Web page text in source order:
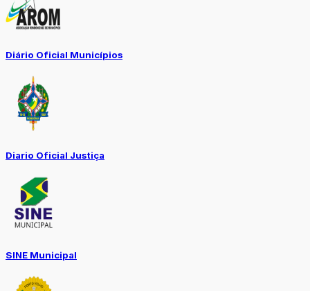
Diário Oficial Municípios
Diario Oficial Justiça
SINE Municipal